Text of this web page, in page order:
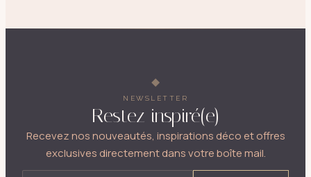
NEWSLETTER
Restez inspiré(e)
Recevez nos nouveautés, inspirations déco et offres
exclusives directement dans votre boîte mail.